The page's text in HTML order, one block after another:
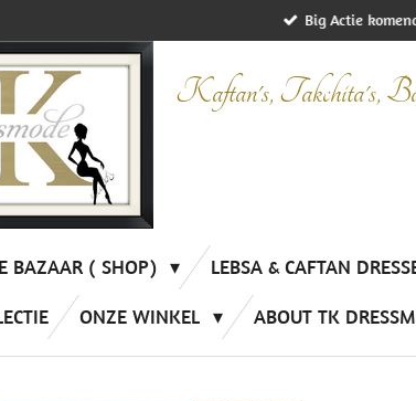
Big Actie
Kaftan's, Takchita's,
BAZAAR ( SHOP) LEBSA & CAFTAN
ONZE WINKEL ABOUT TK